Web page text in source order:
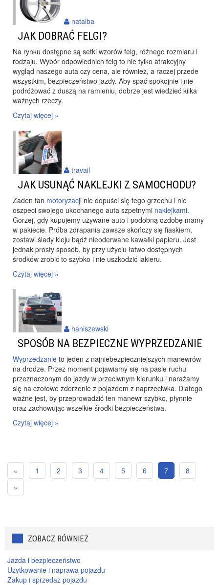
JAK DOBRAĆ FELGI?
Na rynku dostępne są setki wzorów felg, różnego rozmiaru i
rodzaju. Wybór odpowiednich felg to nie tylko atrakcyjny
wygląd naszego auta czy cena, ale również, a raczej przede
wszystkim, bezpieczeństwo jazdy. Aby spać spokojnie i nie
podróżować z duszą na ramieniu, dobrze jest wiedzieć kilka
ważnych rzeczy.
Czytaj więcej »
natalba
JAK USUNĄĆ NAKLEJKI Z SAMOCHODU?
Żaden fan motoryzacji nie dopuści się tego grzechu i nie
oszpeci swojego ukochanego auta szpetnymi naklejkami.
Gorzej, gdy kupujemy używane auto i podobną ozdobę mamy
w pakiecie. Próba zdrapania zawsze skończy się fiaskiem,
zostawi ślady kleju bądź nieoderwane kawałki papieru. Jest
jednak prosty sposób, by przy użyciu łatwo dostępnych
środków zrobić to szybko i nie uszkodzić lakieru.
Czytaj więcej »
travail
SPOSÓB NA BEZPIECZNE WYPRZEDZANIE
Wyprzedzanie to jeden z najniebezpieczniejszych manewrów
na drodze. Przez moment pojawiamy się na pasie ruchu
przeznaczonym do jazdy w przeciwnym kierunku i narażamy
się na czołowe zderzenie z pojazdem z naprzeciwka. Dlatego
ważne jest, by przeprowadzić ten manewr szybko, płynnie
oraz zachowując wszelkie środki bezpieczeństwa.
Czytaj więcej »
haniszewski
« 1 2 3 4 5 6 7
8
»
ZOBACZ RÓWNIEŻ
Jazda i bezpieczeństwo
Użytkowanie i naprawa pojazdu
Zakup i sprzedaż pojazdu